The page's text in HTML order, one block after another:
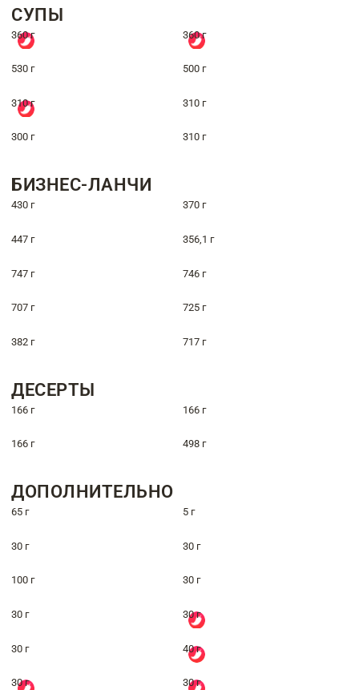
СУПЫ
360 г 360 г
530 г 500 г
310 г 310 г
300 г 310 г
БИЗНЕС-ЛАНЧИ
430 г 370 г
447 г 356,1 г
747 г 746 г
707 г 725 г
382 г 717 г
ДЕСЕРТЫ
166 г 166 г
166 г 498 г
ДОПОЛНИТЕЛЬНО
65 г 5 г
30 г 30 г
100 г 30 г
30 г 30 г
30 г 40 г
30 г 30 г